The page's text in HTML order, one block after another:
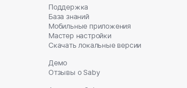
Поддержка
База знаний
Мобильные приложения
Мастер настройки
Скачать локальные версии
Демо
Отзывы о Saby